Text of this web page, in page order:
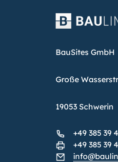
BauSites GmbH
Große
19053 Schwerin
+49 385 39
+49 385 39